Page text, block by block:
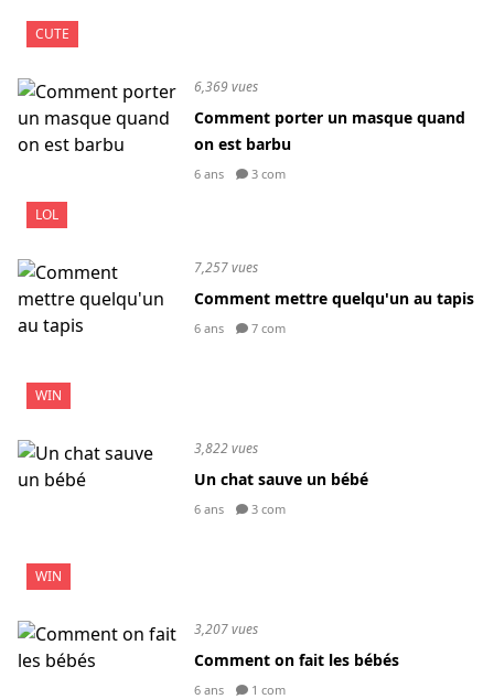
CUTE
LOL
6,369 vues
Comment porter un masque quand
on est barbu
6 ans 3 com
WIN
7,257 vues
Comment mettre quelqu'un au tapis
6 ans 7 com
WIN
3,822 vues
Un chat sauve un bébé
6 ans 3 com
3,207 vues
Comment on fait les bébés
6 ans 1 com